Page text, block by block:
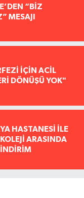
“BİZ
MESAJI
İÇİN ACİL
DÖNÜŞÜ YOK"
HASTANESİ İLE
ARASINDA
İNDİRİM